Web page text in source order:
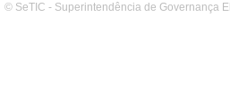
© SeTIC - Superintendência de Governança